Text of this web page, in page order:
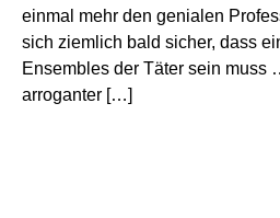
einmal mehr den genialen
sich ziemlich bald sicher, dass
Ensembles der Täter sein
arroganter […]